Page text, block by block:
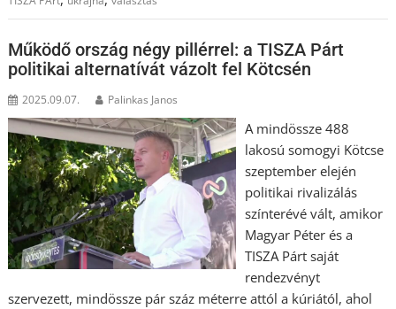
Működő ország négy pillérrel: a TISZA Párt
politikai alternatívát vázolt fel Kötcsén
2025.09.07. Palinkas Janos
A mindössze 488
lakosú somogyi Kötcse
szeptember elején
politikai rivalizálás
színterévé vált, amikor
Magyar Péter és a
TISZA Párt saját
rendezvényt
szervezett, mindössze pár száz méterre attól a kúriától, ahol